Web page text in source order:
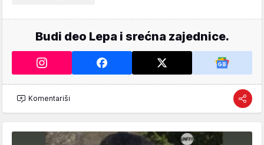
Budi deo Lepa i srećna zajednice.
Komentariši